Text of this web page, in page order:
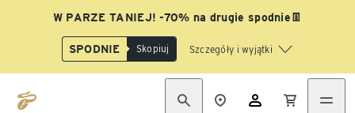
W PARZE TANIEJ! -70% na drugie spodnie👖
SPODNIE Skopiuj Szczegóły i wyjątki